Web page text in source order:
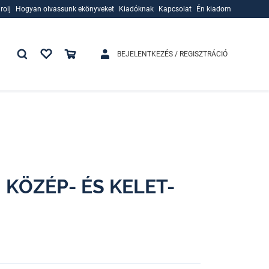
Hogyan olvassunk ekönyveket
Kiadóknak
Kapcsolat Én kiadom
BEJELENTKEZÉS / REGISZTRÁCIÓ
ÉS KELET-